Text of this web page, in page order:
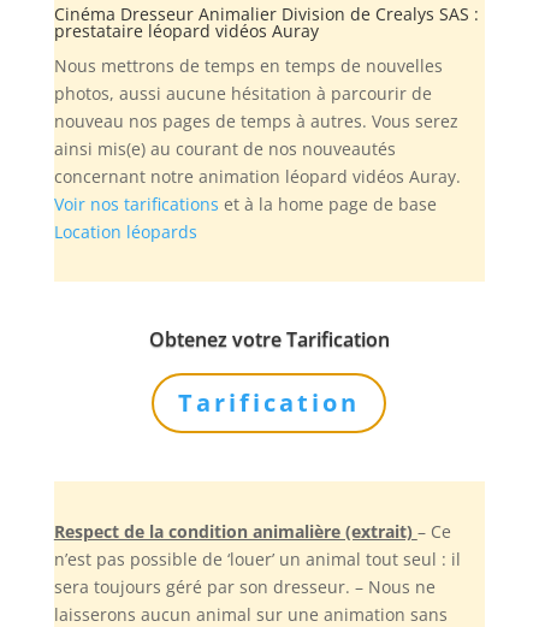
Cinéma Dresseur Animalier Division de Crealys SAS :
prestataire léopard vidéos Auray
Nous mettrons de temps en temps de nouvelles
photos, aussi aucune hésitation à parcourir de
nouveau nos pages de temps à autres. Vous serez
ainsi mis(e) au courant de nos nouveautés
concernant notre animation léopard vidéos Auray.
Voir nos tarifications et à la home page de base
Location léopards
Obtenez votre Tarification
Tarification
Respect de la condition animalière (extrait) – Ce
n’est pas possible de ‘louer’ un animal tout seul : il
sera toujours géré par son dresseur. – Nous ne
laisserons aucun animal sur une animation sans